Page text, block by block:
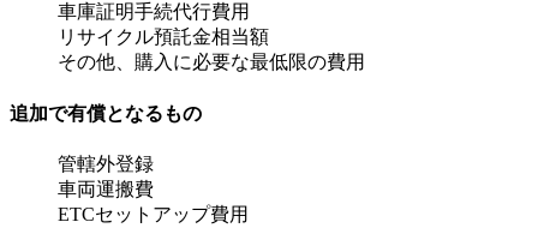
車庫証明手続代行費用
リサイクル預託金相当額
その他、購入に必要な最低限の費用
追加で有償となるもの
管轄外登録
車両運搬費
ETCセットアップ費用